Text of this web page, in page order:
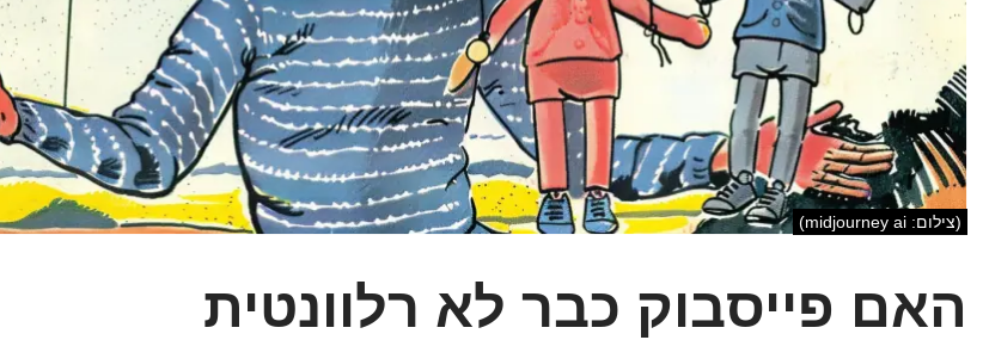
(צילום: midjourney ai)
האם פייסבוק כבר לא רלוונטית